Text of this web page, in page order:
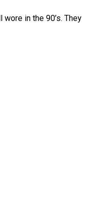
wore in the 90’s. They